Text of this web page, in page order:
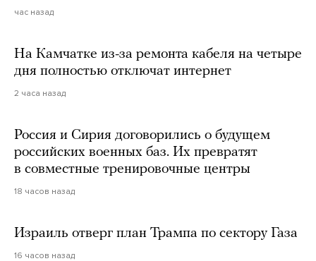
час назад
На Камчатке из-за ремонта кабеля на четыре
дня полностью отключат интернет
2 часа назад
Россия и Сирия договорились о будущем
российских военных баз. Их превратят
в совместные тренировочные центры
18 часов назад
Израиль отверг план Трампа по сектору Газа
16 часов назад